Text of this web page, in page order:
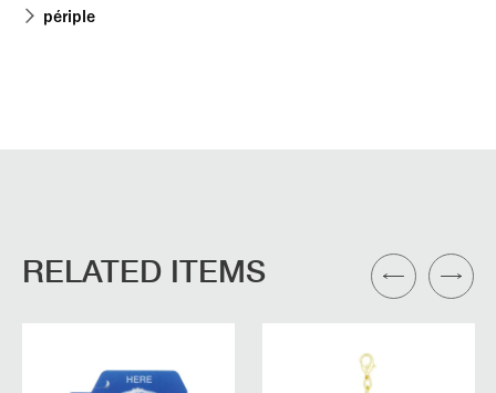
périple
RELATED ITEMS